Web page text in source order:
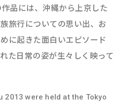
品には、沖縄から上京した
旅行についての思い出、お
に起きた面白いエピソード
た日常の姿が生々しく映って
2013 were held at the Tokyo